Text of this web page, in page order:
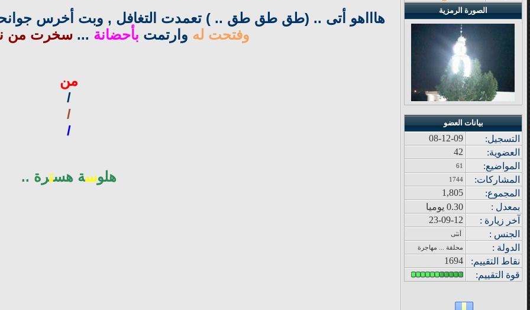
الصورة الرمزية
بيانات العضو
التسجيل:
08-12-09
العضوية:
42
المواضيع:
61
المشاركات:
1744
المجموع:
1,805
بمعدل :
0.30 يوميا
خر زيار ة :
23-09-12
الجنس :
أنثى
الدولة : محلقة ... مهاجرة
نقاط التقييم:
1694
قوة التقييم:
هاااهو أتى .. (طق طق طق .. ) تعمدت التغافل , وبت أخرس
وفتحت له وارتمت بأحضانة ...سخرت من
من
/
/
/
هلوسة هسترة ..